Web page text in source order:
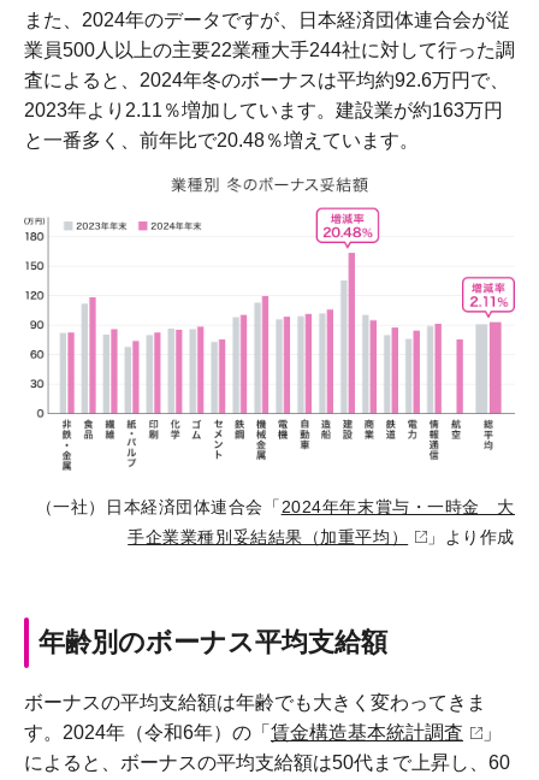
また、2024年のデータですが、日本経済団体連合会が従
業員500人以上の主要22業種大手244社に対して行った調
査によると、2024年冬のボーナスは平均約92.6万円で、
2023年より2.11％増加しています。建設業が約163万円
と一番多く、前年比で20.48％増えています。
（一社）日本経済団体連合会「 2024年年末賞与・一時金 大
手企業業種別妥結結果（加重平均）
」より作成
年齢別のボーナス平均支給額
ボーナスの平均支給額は年齢でも大きく変わってきま
す。2024年（令和6年）の「 賃金構造基本統計調査
」
によると、ボーナスの平均支給額は50代まで上昇し、60